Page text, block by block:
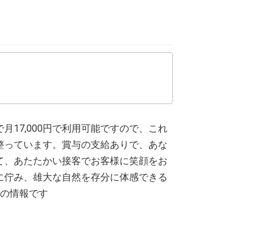
17,000円で利用可能ですので、これ
ています。賞与の支給ありで、あな
あたたかい接客でお客様に笑顔をお
み、雄大な自然を存分に体感できる
情報です